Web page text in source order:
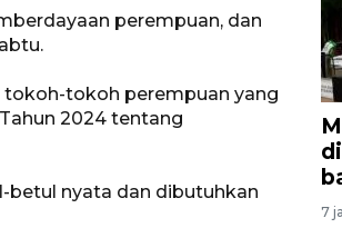
perempuan, dan
tokoh-tokoh perempuan yang
2024 tentang
betul nyata dan dibutuhkan
7